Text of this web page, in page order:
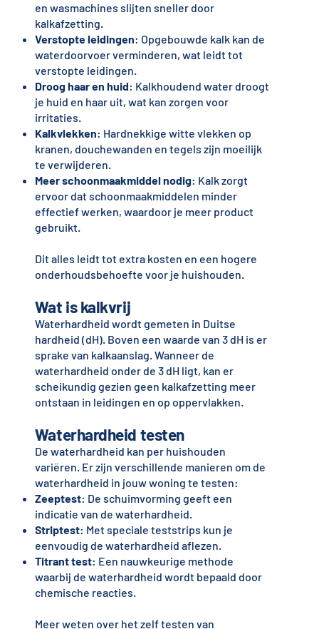
en wasmachines slijten sneller door
kalkafzetting.
Verstopte leidingen: Opgebouwde kalk kan de
waterdoorvoer verminderen, wat leidt tot
verstopte leidingen.
Droog haar en huid: Kalkhoudend water droogt
je huid en haar uit, wat kan zorgen voor
irritaties.
Kalkvlekken: Hardnekkige witte vlekken op
kranen, douchewanden en tegels zijn moeilijk
te verwijderen.
Meer schoonmaakmiddel nodig: Kalk zorgt
ervoor dat schoonmaakmiddelen minder
effectief werken, waardoor je meer product
gebruikt.
Dit alles leidt tot extra kosten en een hogere
onderhoudsbehoefte voor je huishouden.
Wat is kalkvrij
Waterhardheid wordt gemeten in Duitse
hardheid (dH). Boven een waarde van 3 dH is er
sprake van kalkaanslag. Wanneer de
waterhardheid onder de 3 dH ligt, kan er
scheikundig gezien geen kalkafzetting meer
ontstaan in leidingen en op oppervlakken.
Waterhardheid testen
De waterhardheid kan per huishouden
variëren. Er zijn verschillende manieren om de
waterhardheid in jouw woning te testen:
Zeeptest: De schuimvorming geeft een
indicatie van de waterhardheid.
Striptest: Met speciale teststrips kun je
eenvoudig de waterhardheid aflezen.
Titrant test: Een nauwkeurige methode
waarbij de waterhardheid wordt bepaald door
chemische reacties.
Meer weten over het zelf testen van